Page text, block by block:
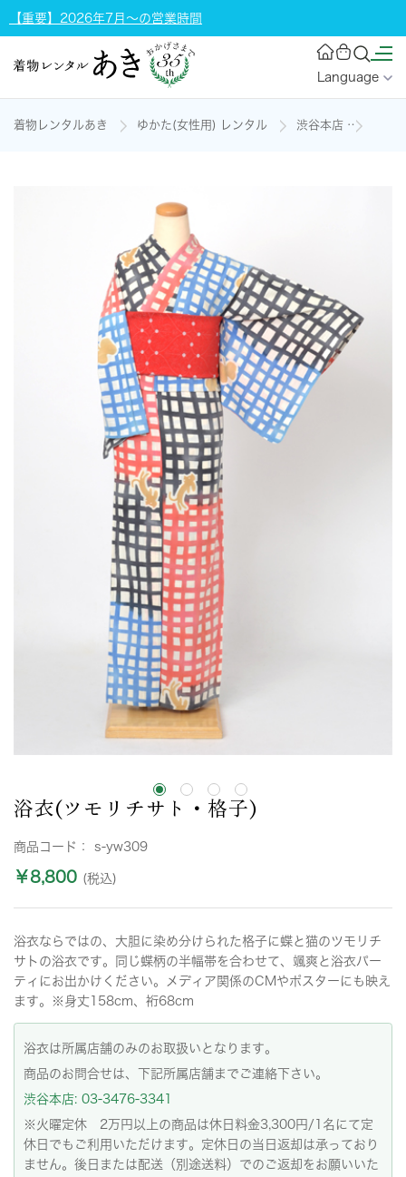
【重要】2026年7月～の営業時間
Language
着物レンタルあき ゆかた(女性用) レンタル 渋谷本店
浴衣(ツモリチサト・格子)
商品コード： s-yw309
￥8,800 (税込)
浴衣ならではの、大胆に染め分けられた格子に蝶と猫のツモリチ
サトの浴衣です。同じ蝶柄の半幅帯を合わせて、颯爽と浴衣パー
ティにお出かけください。メディア関係のCMやポスターにも映え
ます。※身丈158cm、裄68cm
浴衣は所属店舗のみのお取扱いとなります。
商品のお問合せは、下記所属店舗までご連絡下さい。
渋谷本店: 03-3476-3341
※火曜定休 2万円以上の商品は休日料金3,300円/1名にて定
休日でもご利用いただけます。定休日の当日返却は承っており
ません。後日または配送（別途送料）でのご返却をお願いいた